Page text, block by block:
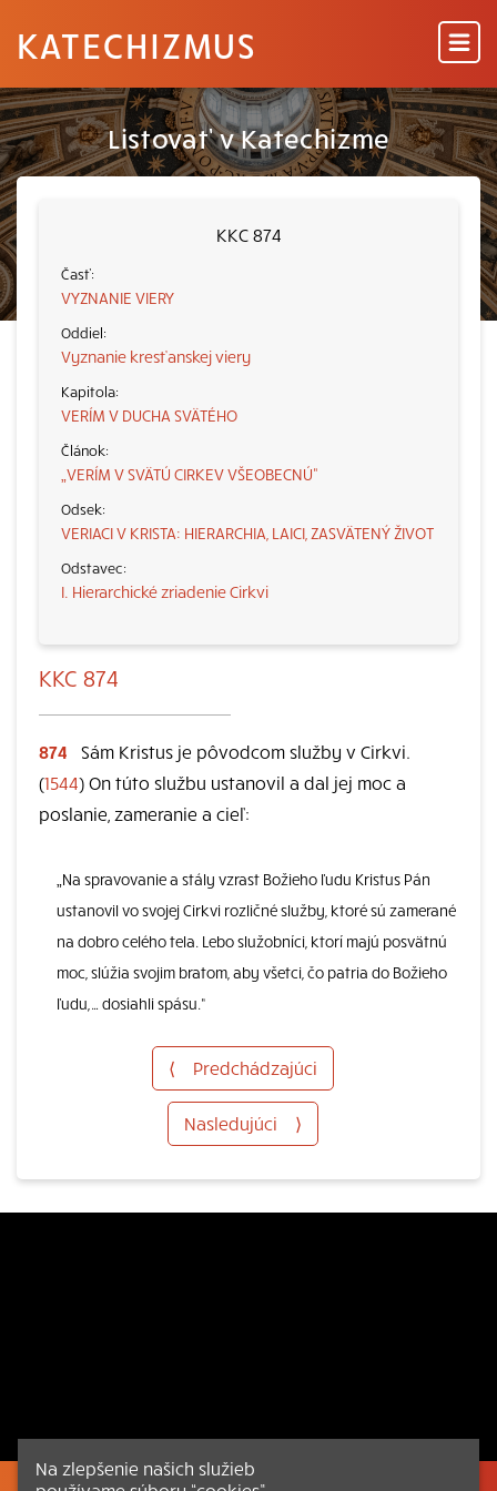
KATECHIZMUS
Listovať v Katechizme
KKC 874
VYZNANIE VIERY
Vyznanie kresťanskej viery
VERÍM V DUCHA SVÄTÉHO
„VERÍM V SVÄTÚ CIRKEV VŠEOBECNÚ“
VERIACI V KRISTA: HIERARCHIA, LAICI, ZASVÄTENÝ ŽIVOT
I. Hierarchické zriadenie Cirkvi
KKC 874
874
Sám Kristus je pôvodcom služby v Cirkvi.
(1544) On túto službu ustanovil a dal jej moc a
poslanie, zameranie a cieľ:
„Na spravovanie a stály vzrast Božieho ľudu Kristus Pán
ustanovil vo svojej Cirkvi rozličné služby, ktoré sú zamerané
na dobro celého tela. Lebo služobníci, ktorí majú posvätnú
moc, slúžia svojim bratom, aby všetci, čo patria do Božieho
ľudu,… dosiahli spásu.“
⟨ Predchádzajúci
Nasledujúci ⟩
Na zlepšenie našich služieb